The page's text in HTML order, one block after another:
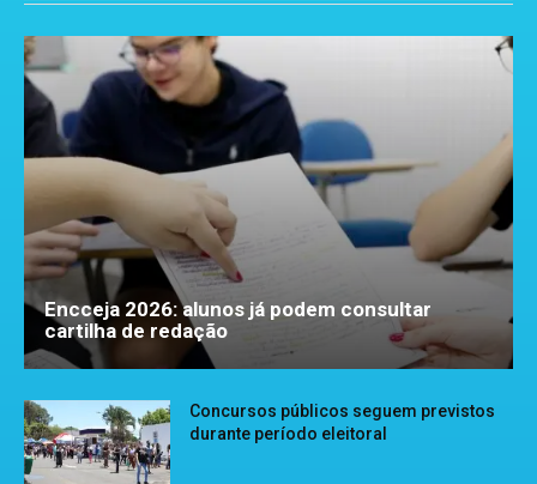
Encceja 2026: alunos já podem consultar
cartilha de redação
Concursos públicos seguem previstos
durante período eleitoral